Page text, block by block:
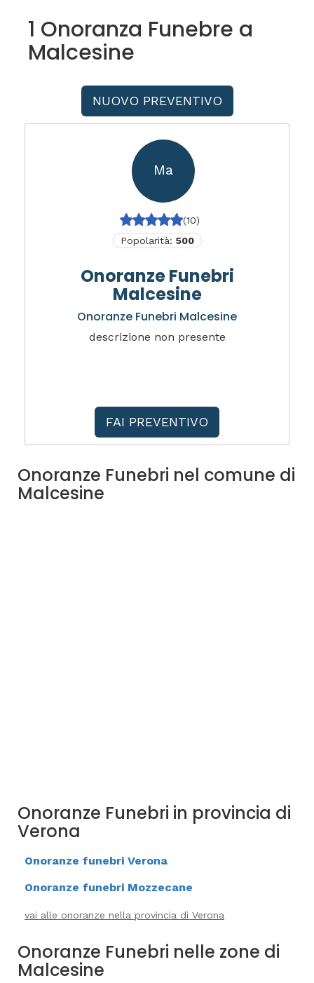
1 Onoranza Funebre a
Malcesine
NUOVO PREVENTIVO
Ma
(10)
Popolarità: 500
Onoranze Funebri
Malcesine
Onoranze Funebri Malcesine
descrizione non presente
FAI PREVENTIVO
Onoranze Funebri nel comune di
Malcesine
Onoranze Funebri in provincia di
Verona
Onoranze funebri Verona
Onoranze funebri Mozzecane
vai alle onoranze nella provincia di Verona
Onoranze Funebri nelle zone di
Malcesine